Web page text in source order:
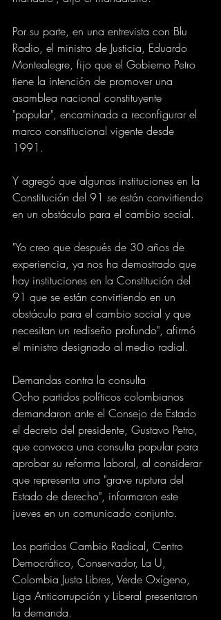
Por su parte, en una entrevista con Blu
Radio, el ministro de Justicia, Eduardo
Montealegre, fijo que el Gobierno Petro
tiene la intención de promover una
asamblea nacional constituyente
"popular", encaminada a reconfigurar el
marco constitucional vigente desde
1991.
Y agregó que algunas instituciones en la
Constitución del 91 se están convirtiendo
en un obstáculo para el cambio social.
"Yo creo que después de 30 años de
experiencia, ya nos ha demostrado que
hay instituciones en la Constitución del
91 que se están convirtiendo en un
obstáculo para el cambio social y que
necesitan un rediseño profundo", afirmó
el ministro designado al medio radial.
Demandas contra la consulta
Ocho partidos políticos colombianos
demandaron ante el Consejo de Estado
el decreto del presidente, Gustavo Petro,
que convoca una consulta popular para
aprobar su reforma laboral, al considerar
que representa una "grave ruptura del
Estado de derecho", informaron este
jueves en un comunicado conjunto.
Los partidos Cambio Radical, Centro
Democrático, Conservador, La U,
Colombia Justa Libres, Verde Oxígeno,
Liga Anticorrupción y Liberal presentaron
la demanda.